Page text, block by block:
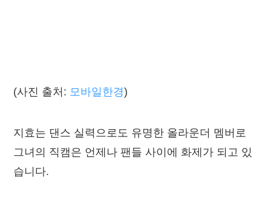
(사진 출처: 모바일한경)
지효는 댄스 실력으로도 유명한 올라운더 멤버로
그녀의 직캠은 언제나 팬들 사이에 화제가 되고 있
습니다.